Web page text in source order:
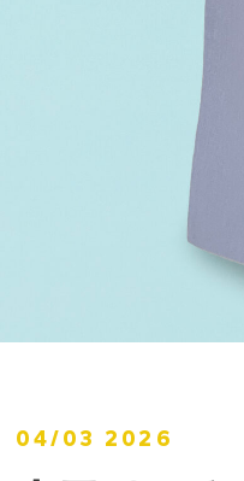
04/03 2026